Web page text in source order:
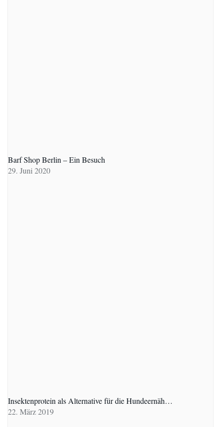
Barf Shop Berlin – Ein Besuch
29. Juni 2020
Insektenprotein als Alternative für die Hundeernäh…
22. März 2019